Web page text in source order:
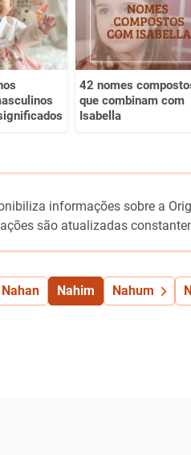
42 nomes
que combinam com
Isabella
informações sobre a
são atualizadas
Nahan Nahim Nahum